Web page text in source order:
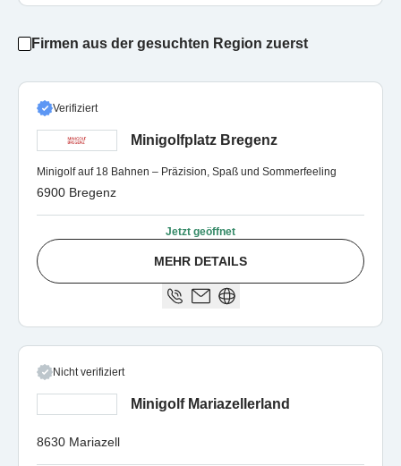
Firmen aus der gesuchten Region zuerst
Verifiziert
Minigolfplatz Bregenz
Minigolf auf 18 Bahnen – Präzision, Spaß und Sommerfeeling
6900 Bregenz
Jetzt geöffnet
MEHR DETAILS
Nicht verifiziert
Minigolf Mariazellerland
8630 Mariazell